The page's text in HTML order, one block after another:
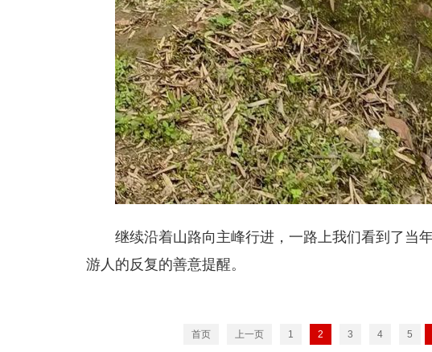
继续沿着山路向主峰行进，一路上我们看到了当
游人的反复的善意提醒。
首页 上一页 1 2 3 4 5